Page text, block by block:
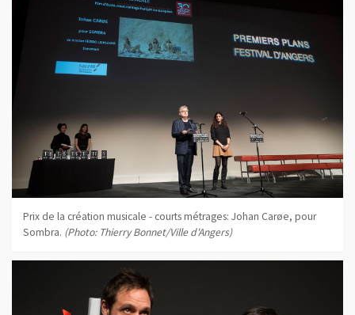
Prix de la création musicale - courts métrages: Johan Carøe, pour
Sombra. (Photo: Thierry Bonnet/Ville d'Angers)